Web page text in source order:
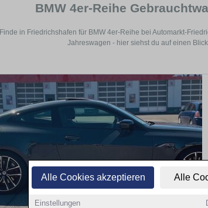
Alle Cookies akzeptieren Alle
Einstellungen
BMW 4er-Reihe
Finde in Friedrichshafen für BMW 4er-Reihe bei Automarkt-
Jahreswagen - hier siehst du auf einen